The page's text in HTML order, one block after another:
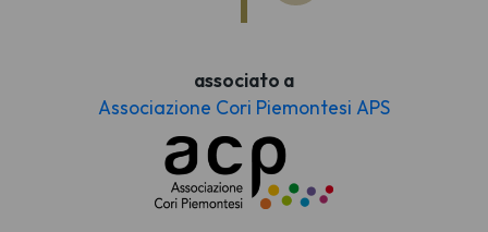
associato a
Associazione Cori Piemontesi APS